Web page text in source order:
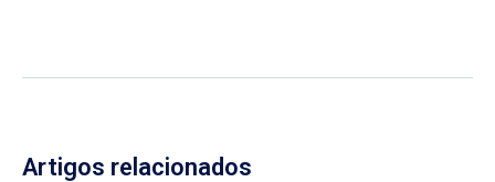
Artigos relacionados